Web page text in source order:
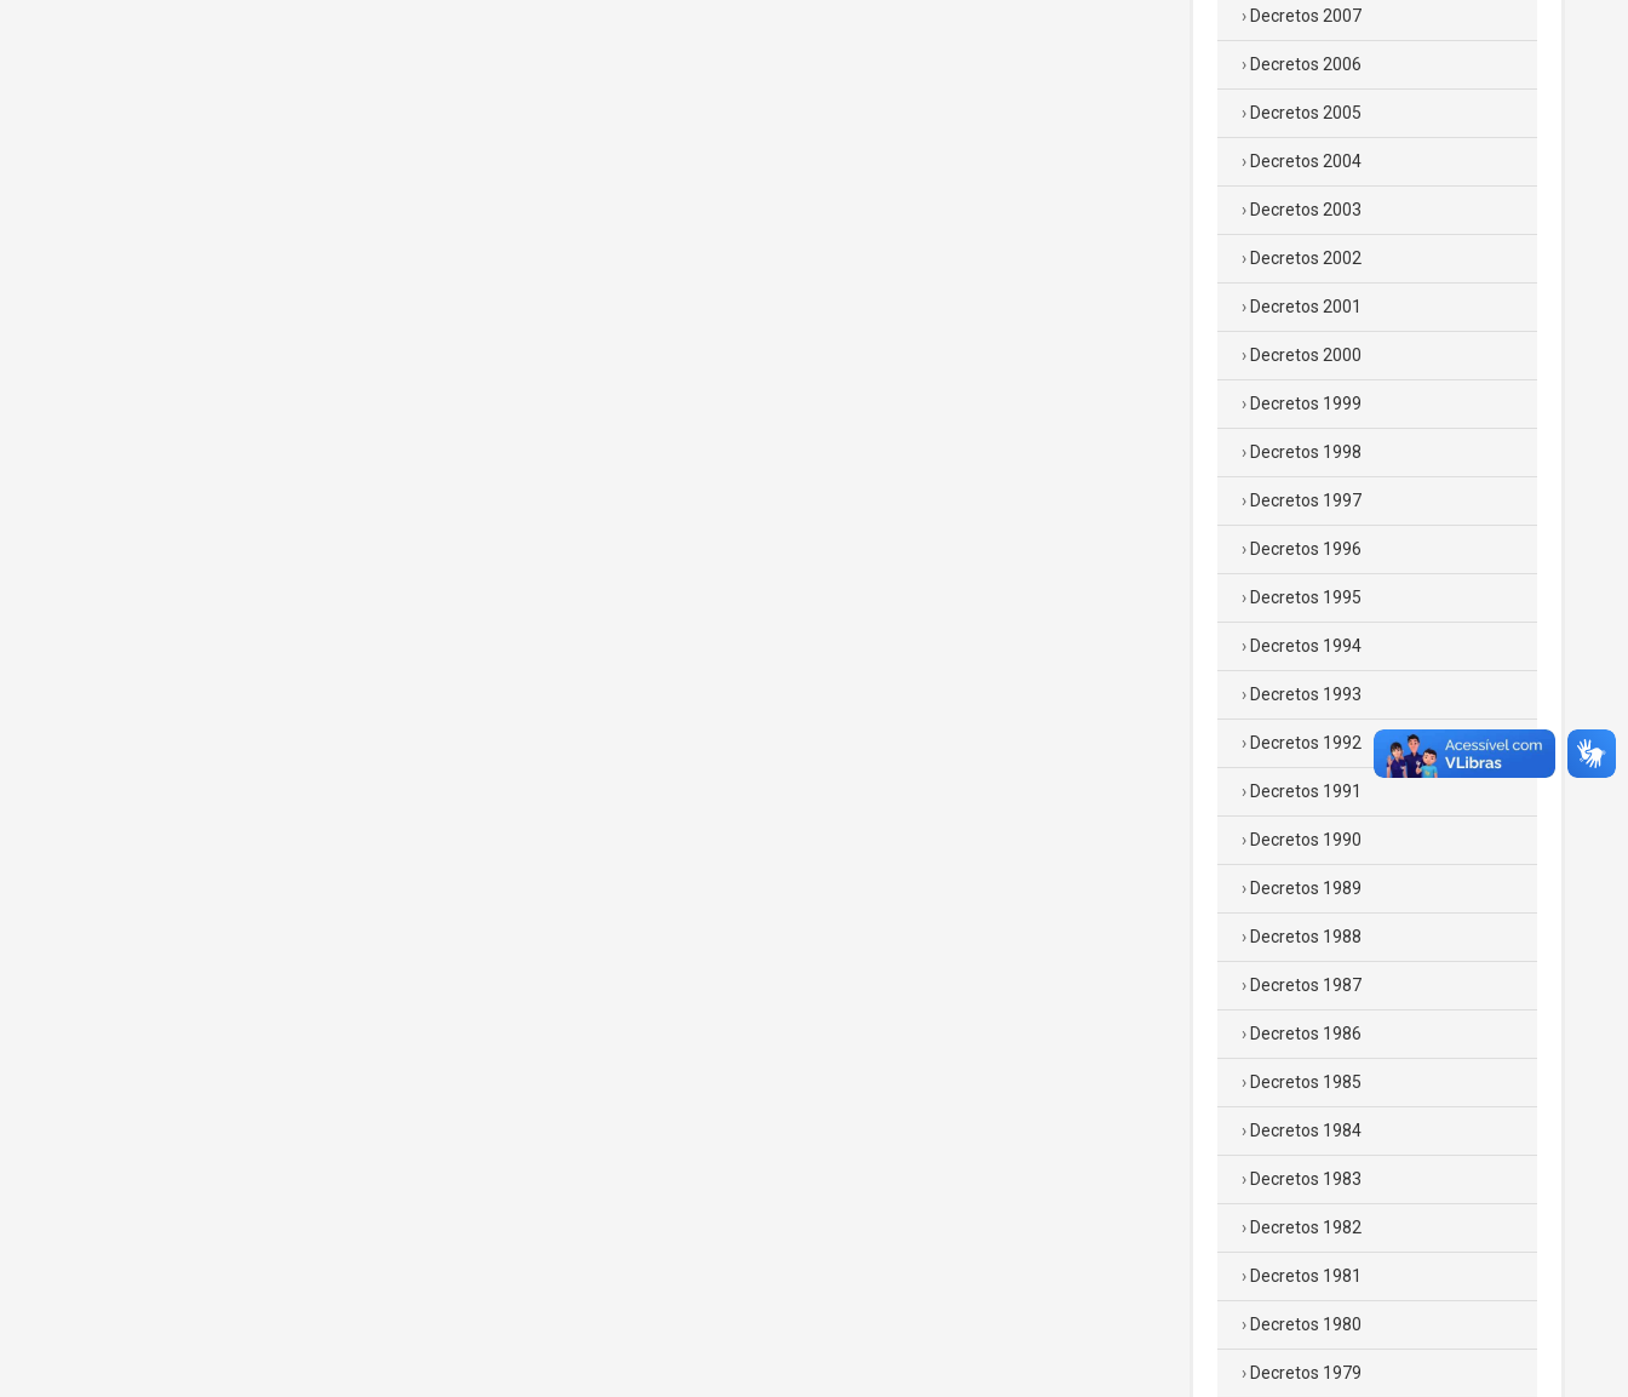
Decretos 2007
Decretos 2006
Decretos 2005
Decretos 2004
Decretos 2003
Decretos 2002
Decretos 2001
Decretos 2000
Decretos 1999
Decretos 1998
Decretos 1997
Decretos 1996
Decretos 1995
Decretos 1994
Decretos 1993
Decretos 1992
Decretos 1991
Decretos 1990
Decretos 1989
Decretos 1988
Decretos 1987
Decretos 1986
Decretos 1985
Decretos 1984
Decretos 1983
Decretos 1982
Decretos 1981
Decretos 1980
Decretos 1979